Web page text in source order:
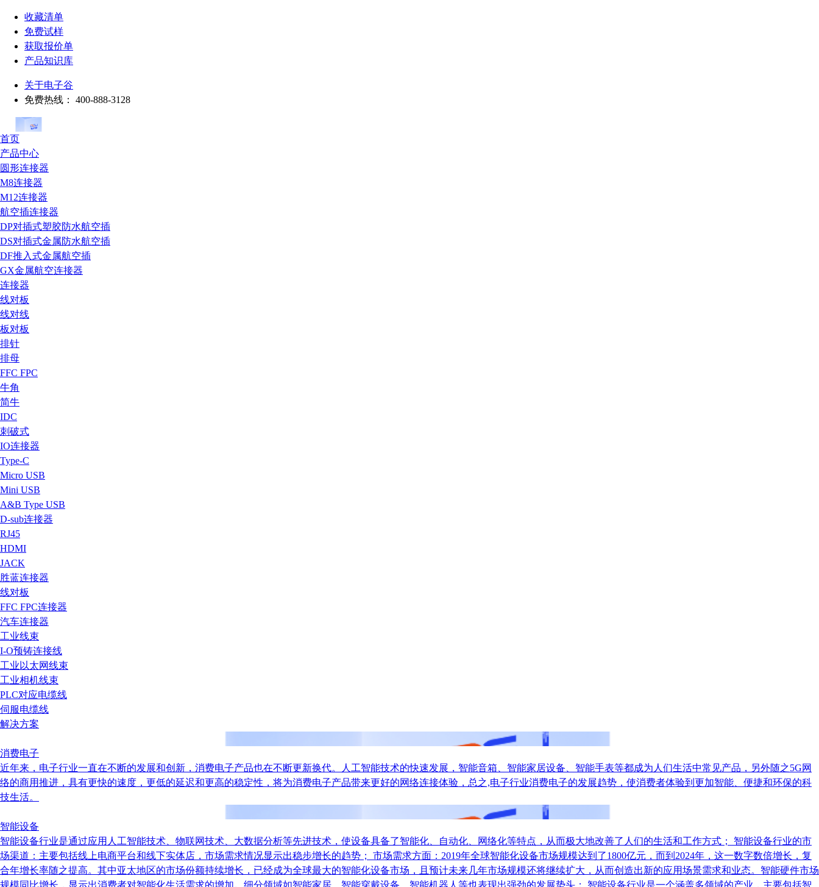
收藏清单
免费试样
获取报价单
产品知识库
关于电子谷
免费热线：
400-888-3128
首页
产品中心
圆形连接器
M8连接器
M12连接器
航空插连接器
DP对插式塑胶防水航空插
DS对插式金属防水航空插
DF推入式金属航空插
GX金属航空连接器
连接器
线对板
线对线
板对板
排针
排母
FFC FPC
牛角
简牛
IDC
刺破式
IO连接器
Type-C
Micro USB
Mini USB
A&B Type USB
D-sub连接器
RJ45
HDMI
JACK
胜蓝连接器
线对板
FFC FPC连接器
汽车连接器
工业线束
I-O预铸连接线
工业以太网线束
工业相机线束
PLC对应电缆线
伺服电缆线
解决方案
消费电子
近年来，电子行业一直在不断的发展和创新，消费电子产品也在不断更新换代。人工智能技术的快速发展，智能音箱、智能家居设备、智能手表等都成为人们生活中常见产品，另外随之5G网
络的商用推进，具有更快的速度，更低的延迟和更高的稳定性，将为消费电子产品带来更好的网络连接体验，总之,电子行业消费电子的发展趋势，使消费者体验到更加智能、便捷和环保的科
技生活。
智能设备
智能设备行业是通过应用人工智能技术、物联网技术、大数据分析等先进技术，使设备具备了智能化、自动化、网络化等特点，从而极大地改善了人们的生活和工作方式； 智能设备行业的市
场渠道：主要包括线上电商平台和线下实体店，市场需求情况显示出稳步增长的趋势； 市场需求方面：2019年全球智能化设备市场规模达到了1800亿元，而到2024年，这一数字数倍增长，复
合年增长率随之提高。其中亚太地区的市场份额持续增长，已经成为全球最大的智能化设备市场，且预计未来几年市场规模还将继续扩大，从而创造出新的应用场景需求和业态。智能硬件市场
规模同比增长，显示出消费者对智能化生活需求的增加。细分领域如智能家居、智能穿戴设备、智能机器人等也表现出强劲的发展势头； 智能设备行业是一个涵盖多领域的产业，主要包括智